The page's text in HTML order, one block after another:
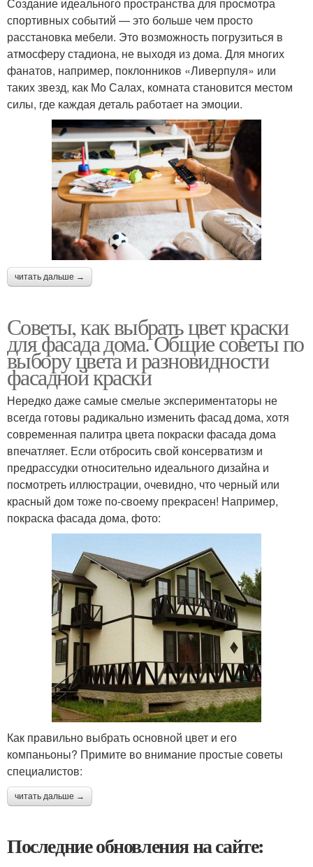
Создание идеального пространства для просмотра
спортивных событий — это больше чем просто
расстановка мебели. Это возможность погрузиться в
атмосферу стадиона, не выходя из дома. Для многих
фанатов, например, поклонников «Ливерпуля» или
таких звезд, как Мо Салах, комната становится местом
силы, где каждая деталь работает на эмоции.
читать дальше →
Советы, как выбрать цвет краски
для фасада дома. Общие советы по
выбору цвета и разновидности
фасадной краски
Нередко даже самые смелые экспериментаторы не
всегда готовы радикально изменить фасад дома, хотя
современная палитра цвета покраски фасада дома
впечатляет. Если отбросить свой консерватизм и
предрассудки относительно идеального дизайна и
посмотреть иллюстрации, очевидно, что черный или
красный дом тоже по-своему прекрасен! Например,
покраска фасада дома, фото:
Как правильно выбрать основной цвет и его
компаньоны? Примите во внимание простые советы
специалистов:
читать дальше →
Последние обновления на сайте: